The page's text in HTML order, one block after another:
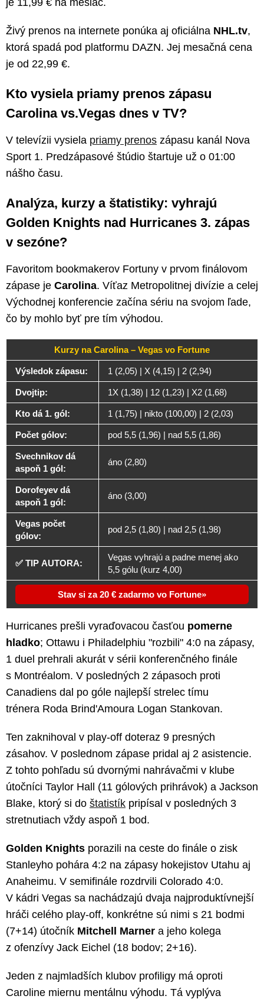
Živý prenos na internete ponúka aj oficiálna NHL.tv,
ktorá spadá pod platformu DAZN. Jej mesačná cena
je od 22,99 €.
Kto vysiela priamy prenos zápasu
Carolina vs.Vegas dnes v TV?
V televízii vysiela priamy prenos zápasu kanál Nova
Sport 1. Predzápasové štúdio štartuje už o 01:00
nášho času.
Analýza, kurzy a štatistiky: vyhrajú
Golden Knights nad Hurricanes 3. zápas
v sezóne?
Favoritom bookmakerov Fortuny v prvom finálovom
zápase je Carolina. Víťaz Metropolitnej divízie a celej
Východnej konferencie začína sériu na svojom ľade,
čo by mohlo byť pre tím výhodou.
Kurzy na Carolina – Vegas vo Fortune
Výsledok zápasu: 1 (2,05) | X (4,15) | 2 (2,94)
Dvojtip: 1X (1,38) | 12 (1,23) | X2 (1,68)
Kto dá 1. gól: 1 (1,75) | nikto (100,00) | 2 (2,03)
Počet gólov: pod 5,5 (1,96) | nad 5,5 (1,86)
Svechnikov dá
aspoň 1 gól:
áno (2,80)
Dorofeyev dá
aspoň 1 gól:
áno (3,00)
Vegas počet
gólov:
pod 2,5 (1,80) | nad 2,5 (1,98)
✅ TIP AUTORA:
Vegas vyhrajú a padne menej ako
5,5 gólu (kurz 4,00)
Stav si za 20 € zadarmo vo Fortune
Hurricanes prešli vyraďovacou časťou pomerne
hladko; Ottawu i Philadelphiu "rozbili" 4:0 na zápasy,
1 duel prehrali akurát v sérii konferenčného finále
s Montréalom. V posledných 2 zápasoch proti
Canadiens dal po góle najlepší strelec tímu
trénera Roda Brind'Amoura Logan Stankovan.
Ten zaknihoval v play-off doteraz 9 presných
zásahov. V poslednom zápase pridal aj 2 asistencie.
Z tohto pohľadu sú dvornými nahrávačmi v klube
útočníci Taylor Hall (11 gólových prihrávok) a Jackson
Blake, ktorý si do štatistík pripísal v posledných 3
stretnutiach vždy aspoň 1 bod.
Golden Knights porazili na ceste do finále o zisk
Stanleyho pohára 4:2 na zápasy hokejistov Utahu aj
Anaheimu. V semifinále rozdrvili Colorado 4:0.
V kádri Vegas sa nachádzajú dvaja najproduktívnejší
hráči celého play-off, konkrétne sú nimi s 21 bodmi
(7+14) útočník Mitchell Marner a jeho kolega
z ofenzívy Jack Eichel (18 bodov; 2+16).
Jeden z najmladších klubov profiligy má oproti
Caroline miernu mentálnu výhodu. Tá vyplýva